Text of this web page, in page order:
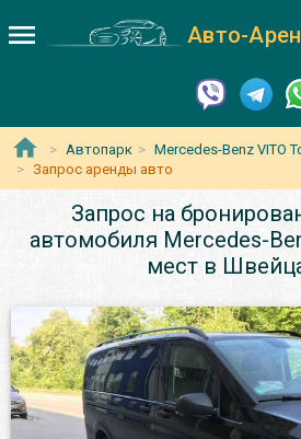
Авто-
Автопарк
Mercedes-Benz VITO
Запрос аренды авто
Запрос на
автомобиля Mercedes-
мест в